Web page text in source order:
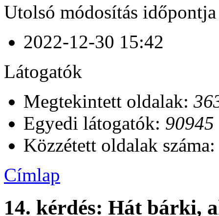
Utolsó módosítás időpontja
2022-12-30 15:42
Látogatók
Megtekintett oldalak:
Egyedi látogatók: 90945
Közzétett oldalak
Címlap
14. kérdés: Hát bárki,